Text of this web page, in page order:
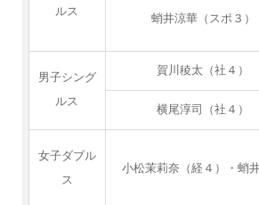
ルス
蛸井涼華（スポ３）
男子シング
ルス
賀川稜太（社４）
横尾淳司（社４）
女子ダブル
ス
小松茉莉奈（経４）・蛸